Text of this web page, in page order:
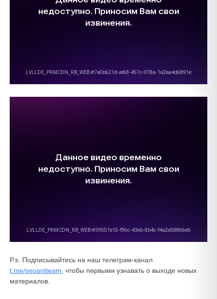
P.s. Подписывайтесь на наш телеграм-канал
t.me/seoantteam , чтобы первыми узнавать о выходе новых
материалов.